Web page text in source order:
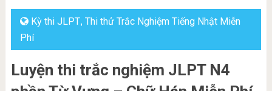
Kỳ thi JLPT, Thi thử Trắc Nghiệm Tiếng Nhật Miễn
Phí
Luyện thi trắc nghiệm JLPT N4